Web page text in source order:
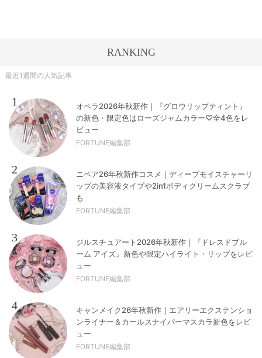
RANKING
最近1週間の人気記事
1
オペラ2026年秋新作｜『グロウリップティント』
の新色・限定色はローズジャムカラー♡全4色をレ
ビュー
FORTUNE編集部
2
ニベア26年秋新作コスメ｜ディープモイスチャーリ
ップの美容液タイプや2in1ボディクリームスクラブ
も
FORTUNE編集部
3
ジルスチュアート2026年秋新作｜『ドレスドブル
ーム アイズ』新色や限定ハイライト・リップをレビ
ュー
FORTUNE編集部
4
キャンメイク26年秋新作｜エアリーエクステンショ
ンライナー＆カールスナイパーマスカラ新色をレビ
ュー
FORTUNE編集部